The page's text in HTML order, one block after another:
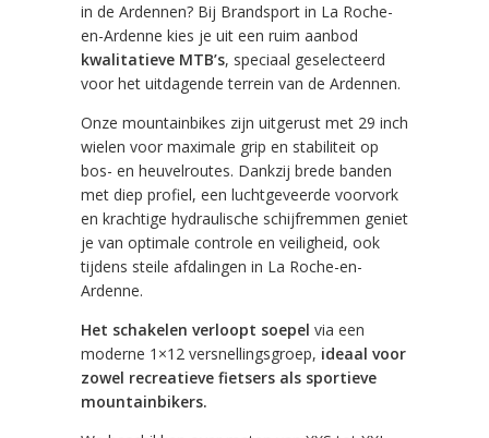
in de Ardennen? Bij Brandsport in La Roche-
en-Ardenne kies je uit een ruim aanbod
kwalitatieve MTB’s, speciaal geselecteerd
voor het uitdagende terrein van de Ardennen.
Onze mountainbikes zijn uitgerust met 29 inch
wielen voor maximale grip en stabiliteit op
bos- en heuvelroutes. Dankzij brede banden
met diep profiel, een luchtgeveerde voorvork
en krachtige hydraulische schijfremmen geniet
je van optimale controle en veiligheid, ook
tijdens steile afdalingen in La Roche-en-
Ardenne.
Het schakelen verloopt soepel via een
moderne 1×12 versnellingsgroep, ideaal voor
zowel recreatieve fietsers als sportieve
mountainbikers.